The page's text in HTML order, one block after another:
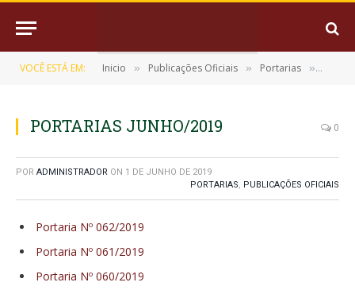
VOCÊ ESTÁ EM: Inicio » Publicações Oficiais » Portarias »
PORTARIAS JUNHO/2019 0
POR ADMINISTRADOR ON 1 DE JUNHO DE 2019
PORTARIAS, PUBLICAÇÕES OFICIAIS
Portaria Nº 062/2019
Portaria Nº 061/2019
Portaria Nº 060/2019